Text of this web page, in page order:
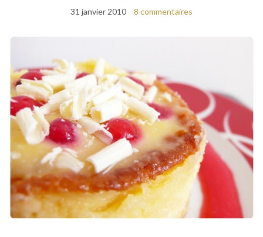
31 janvier 2010 8 commentaires